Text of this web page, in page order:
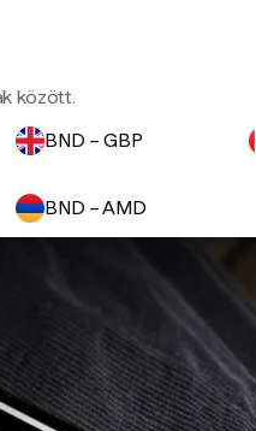
között.
BND – GBP
BND – AMD